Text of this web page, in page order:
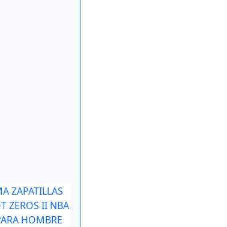
ZAPATILLAS
ZEROS II NBA
HOMBRE